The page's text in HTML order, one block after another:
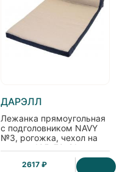
ДАРЭЛЛ
Лежанка прямоугольная
с подголовником NAVY
№3, рогожка, чехол на
молнии 105*70*21см,
2617 ₽